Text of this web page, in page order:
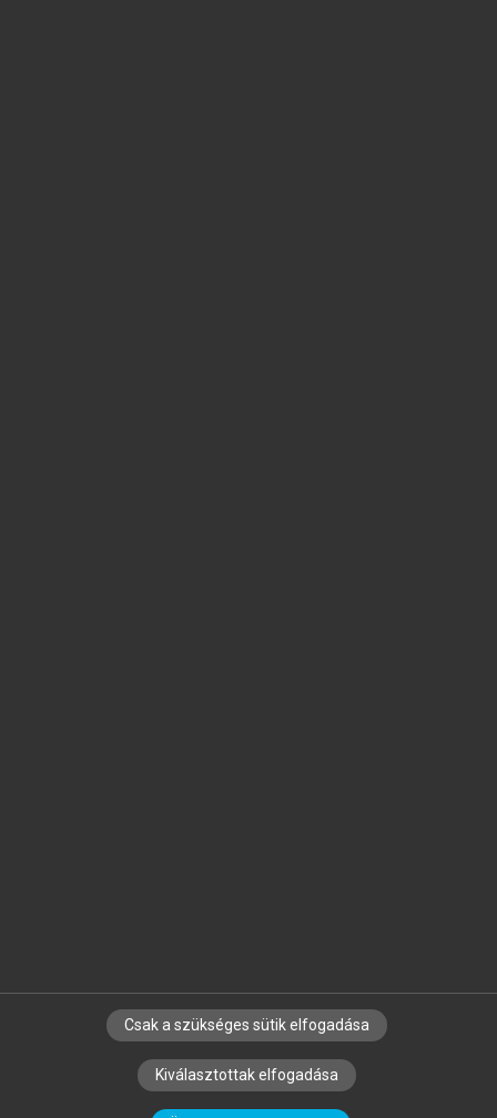
SZERZŐKNEK CÉGEKNEK KÖNYVTÁROSOKNAK
SZERKESZTÉSI ÉS LEKTORÁLÁSI ALAPELVEK
Csak a szükséges sütik elfogadása
Kiválasztottak elfogadása